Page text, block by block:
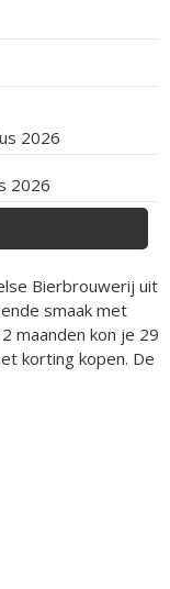
2026
2026
Bierbrouwerij uit
smaak met
maanden kon je 29
korting kopen. De